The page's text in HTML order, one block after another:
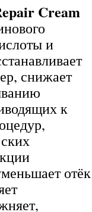
Cream
и
снижает
к
отёк